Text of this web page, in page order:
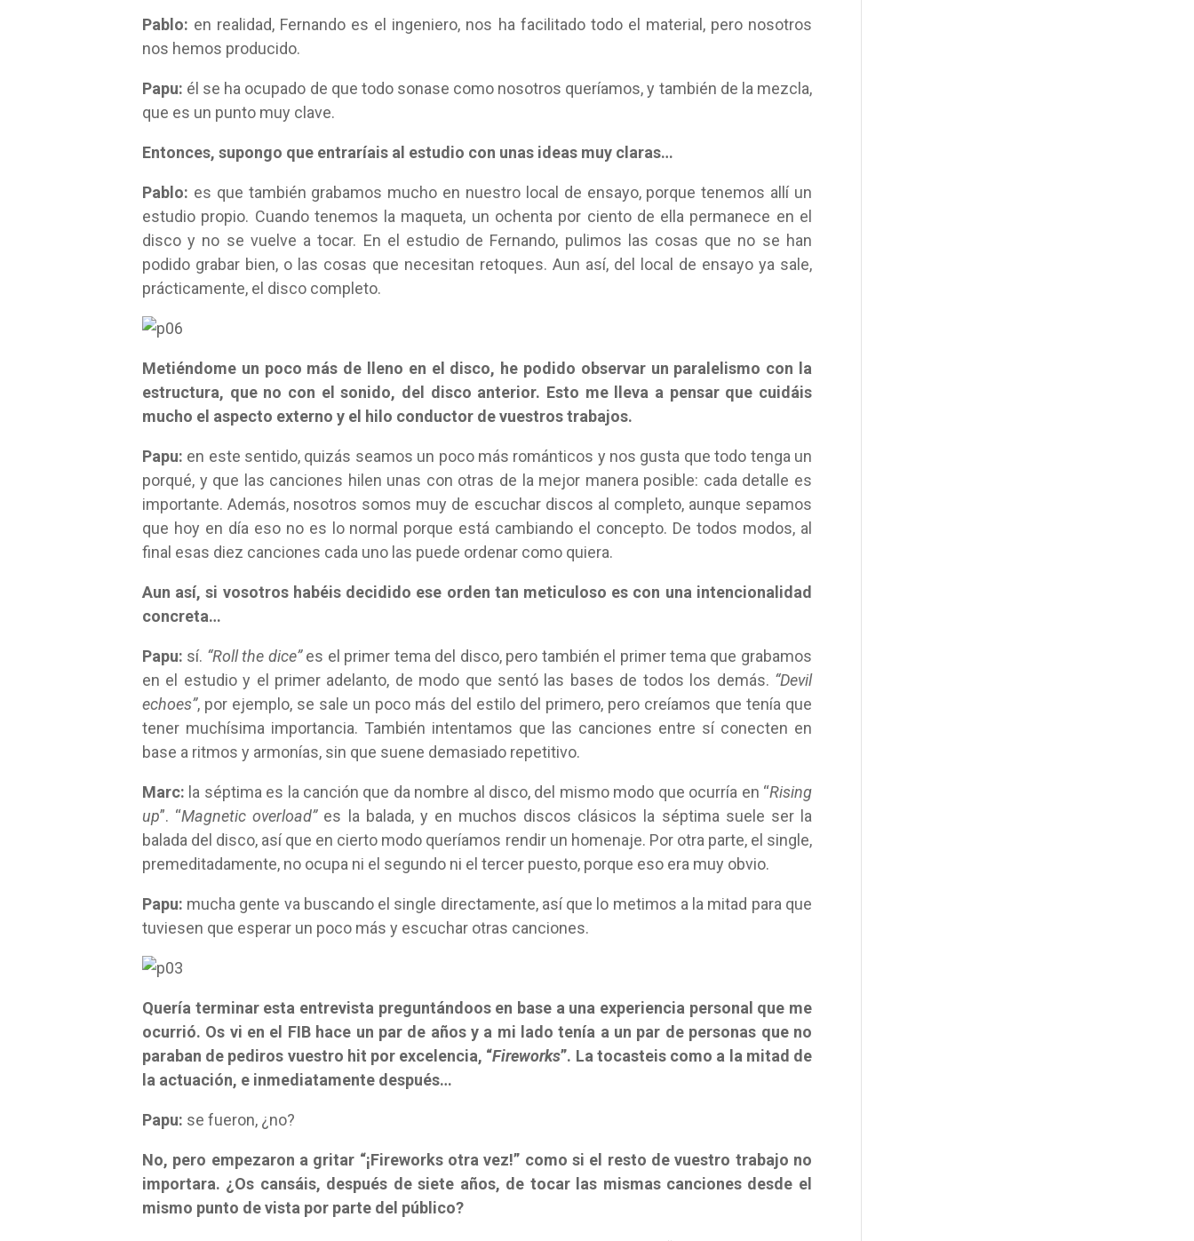
Pablo: en realidad, Fernando es el ingeniero, nos ha facilitado todo el material, pero nosotros
nos hemos producido.
Papu: él se ha ocupado de que todo sonase como nosotros queríamos, y también de la mezcla,
que es un punto muy clave.
Entonces, supongo que entraríais al estudio con unas ideas muy claras…
Pablo: es que también grabamos mucho en nuestro local de ensayo, porque tenemos allí un
estudio propio. Cuando tenemos la maqueta, un ochenta por ciento de ella permanece en el
disco y no se vuelve a tocar. En el estudio de Fernando, pulimos las cosas que no se han
podido grabar bien, o las cosas que necesitan retoques. Aun así, del local de ensayo ya sale,
prácticamente, el disco completo.
Metiéndome un poco más de lleno en el disco, he podido observar un paralelismo con la
estructura, que no con el sonido, del disco anterior. Esto me lleva a pensar que cuidáis
mucho el aspecto externo y el hilo conductor de vuestros trabajos.
Papu: en este sentido, quizás seamos un poco más románticos y nos gusta que todo tenga un
porqué, y que las canciones hilen unas con otras de la mejor manera posible: cada detalle es
importante. Además, nosotros somos muy de escuchar discos al completo, aunque sepamos
que hoy en día eso no es lo normal porque está cambiando el concepto. De todos modos, al
final esas diez canciones cada uno las puede ordenar como quiera.
Aun así, si vosotros habéis decidido ese orden tan meticuloso es con una intencionalidad
concreta…
Papu: sí. “Roll the dice”es el primer tema del disco, pero también el primer tema que grabamos
en el estudio y el primer adelanto, de modo que sentó las bases de todos los demás. “Devil
echoes”, por ejemplo, se sale un poco más del estilo del primero, pero creíamos que tenía que
tener muchísima importancia. También intentamos que las canciones entre sí conecten en
base a ritmos y armonías, sin que suene demasiado repetitivo.
Marc: la séptima es la canción que da nombre al disco, del mismo modo que ocurría en “Rising
up”. “Magnetic overload” es la balada, y en muchos discos clásicos la séptima suele ser la
balada del disco, así que en cierto modo queríamos rendir un homenaje. Por otra parte, el single,
premeditadamente, no ocupa ni el segundo ni el tercer puesto, porque eso era muy obvio.
Papu: mucha gente va buscando el single directamente, así que lo metimos a la mitad para que
tuviesen que esperar un poco más y escuchar otras canciones.
Quería terminar esta entrevista preguntándoos en base a una experiencia personal que me
ocurrió. Os vi en el FIB hace un par de años y a mi lado tenía a un par de personas que no
paraban de pediros vuestro hit por excelencia, “Fireworks”. La tocasteis como a la mitad de
la actuación, e inmediatamente después…
Papu: se fueron, ¿no?
No, pero empezaron a gritar “¡Fireworks otra vez!” como si el resto de vuestro trabajo no
importara. ¿Os cansáis, después de siete años, de tocar las mismas canciones desde el
mismo punto de vista por parte del público?